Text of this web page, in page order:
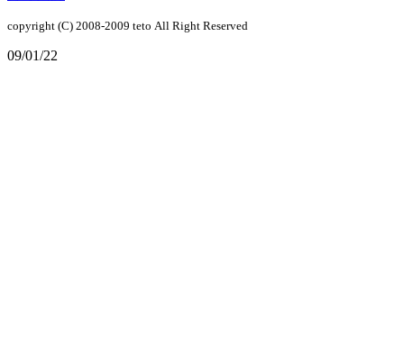
copyright (C) 2008-2009 teto All Right Reserved
09/01/22